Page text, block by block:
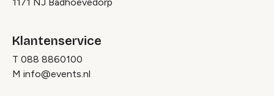
Klantenservice
T 088 8860100
M info@events.nl